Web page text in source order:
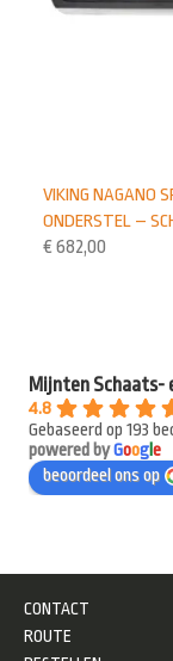
VIKING NAGANO
ONDERSTEL –
€ 682,00
Mijnten Schaats-
4.8
Gebaseerd op 193
powered byGooge
beoordeel ons op
CONTACT
ROUTE